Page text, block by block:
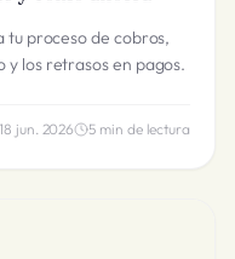
proceso de cobros,
los retrasos en pagos.
18 jun. 2026 5 min de lectura